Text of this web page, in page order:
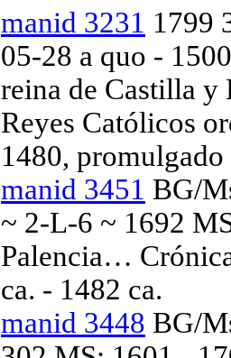
manid 3231 1799
05-28 a quo -
reina de Castilla
Reyes Católicos
1480,
manid 3451 BG/
~ 2-L-6 ~ 1692
Palencia…
ca. - 1482 ca.
manid 3448 BG/